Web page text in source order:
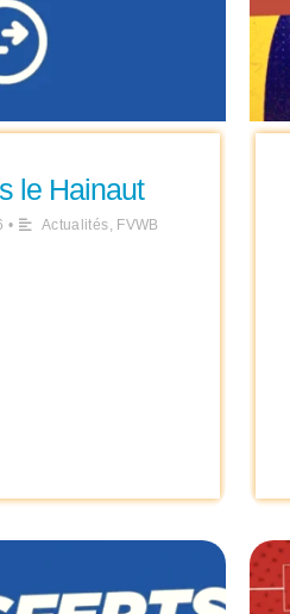
le Hainaut
• Actualités, FVWB